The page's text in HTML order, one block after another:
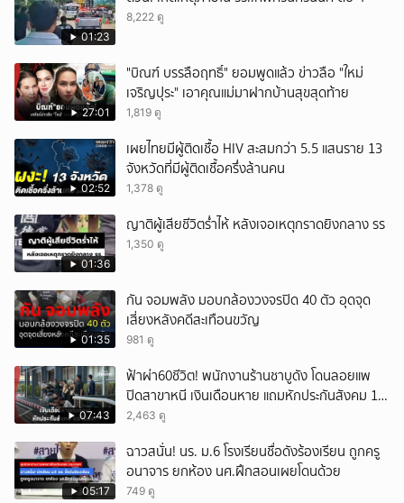
01:23
8,222 ดู
27:01
"บิณฑ์ บรรลือฤทธิ์" ยอมพูดแล้ว ข่าวลือ "ใหม่
เจริญปุระ" เอาคุณแม่มาฝากบ้านสุขสุดท้าย
1,819 ดู
02:52
เผยไทยมีผู้ติดเชื้อ HIV สะสมกว่า 5.5 แสนราย 13
จังหวัดที่มีผู้ติดเชื้อครึ่งล้านคน
1,378 ดู
01:36
ญาติผู้เสียชีวิตร่ำไห้ หลังเจอเหตุกราดยิงกลาง รร
1,350 ดู
01:35
กัน จอมพลัง มอบกล้องวงจรปิด 40 ตัว อุดจุด
เสี่ยงหลังคดีสะเทือนขวัญ
981 ดู
07:43
ฟ้าผ่า60ชีวิต! พนักงานร้านชาบูดัง โดนลอยแพ
ปิดสาขาหนี เงินเดือนหาย แถมหักประกันสังคม 11
เดือนแต่ไม่ส่ง?
2,463 ดู
05:17
ฉาวสนั่น! นร. ม.6 โรงเรียนชื่อดังร้องเรียน ถูกครู
อนาจาร ยกห้อง นศ.ฝึกสอนเผยโดนด้วย
749 ดู
ยกเลิก